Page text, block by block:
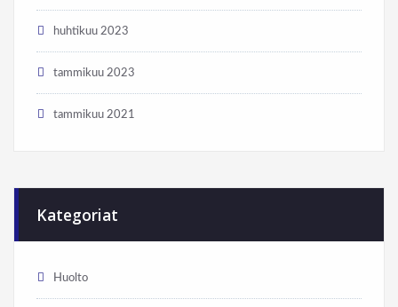
huhtikuu 2023
tammikuu 2023
tammikuu 2021
Kategoriat
Huolto